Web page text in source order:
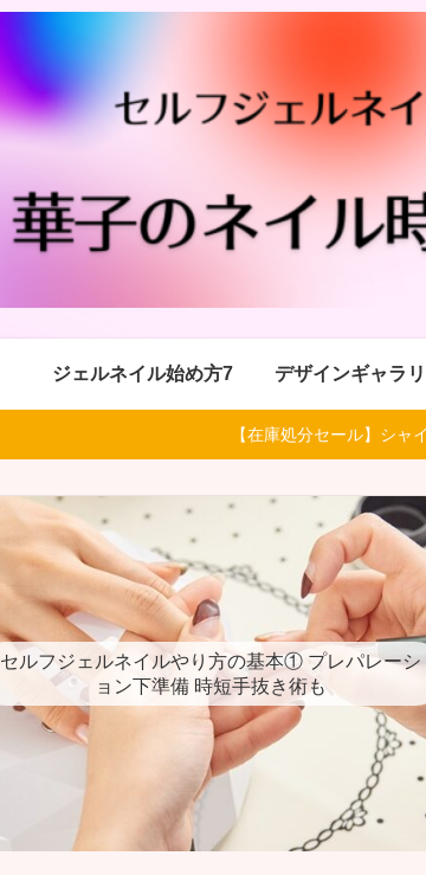
ジェルネイル始め方7 デザインギャラリ
【在庫処分セール】シャ
セルフジェルネイルやり方の基本① プレパレーシ
ョン下準備 時短手抜き術も